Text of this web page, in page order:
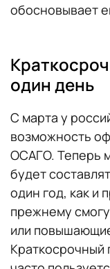
обосновывает
один день
С марта у
возможность
ОСАГО. Теперь
будет
один год, как и
прежнему
или
Краткосрочный